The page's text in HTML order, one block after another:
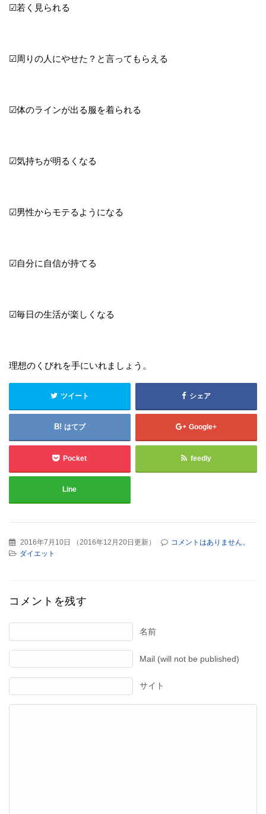
☑若く見られる
☑周りの人にやせた？と言ってもらえる
☑体のラインが出る服を着られる
☑気持ちが明るくなる
☑男性からモテるようになる
☑自分に自信が持てる
☑毎日の生活が楽しくなる
理想のくびれを手にいれましょう。
ツイート シェア
はてブ Google+
Pocket feedly
Line
2016年7月10日 （ 2016年12月20日更新）
コメントはありません。
ダイエット
コメントを残す
名前
Mail (will not be published)
サイト